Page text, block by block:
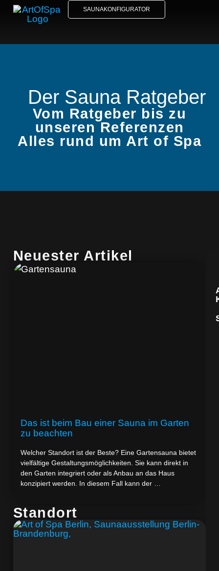
SAUNAKONFIGURATOR
Der Sauna Ratgeber
Vom Ratgeber bis zu
unseren Referenzen
Alles rund um Art of Spa
Neuester Artikel
Das ist beim Bau einer Sauna im Garten
zu beachten
Welcher Standort ist der Beste? Eine Gartensauna bietet
vielfältige Gestaltungsmöglichkeiten. Sie kann direkt in
den Garten integriert oder als Anbau an das Haus
konzipiert werden. In diesem Fall kann der …
Standort